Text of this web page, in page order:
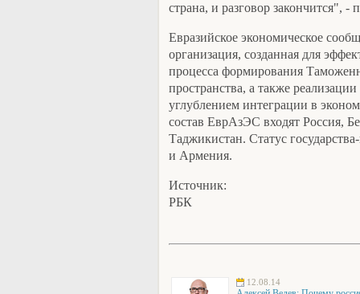
страна, и разговор закончится", -
Евразийское экономическое
организация, созданная для
процесса формирования
пространства, а также
углублением интеграции в
состав ЕврАзЭС входят Россия,
Таджикистан. Статус
и Армения.
Источник:
РБК
12.08.14